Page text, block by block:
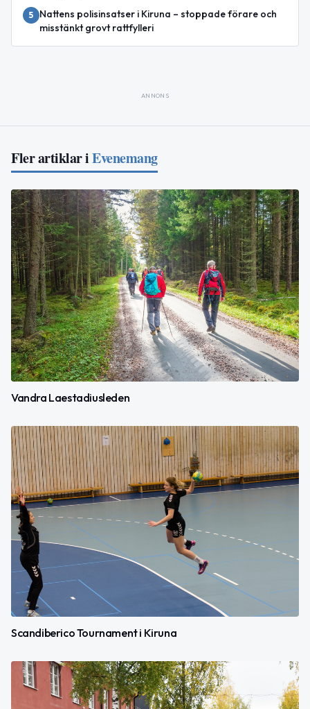
5
Nattens polisinsatser i Kiruna – stoppade förare och
misstänkt grovt rattfylleri
ANNONS
Fler artiklar iEvenemang
Vandra Laestadiusleden
Scandiberico Tournament i Kiruna